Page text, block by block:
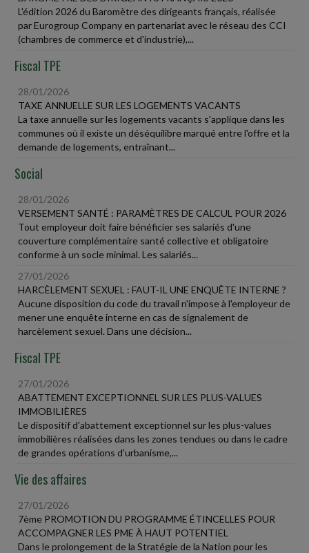
L'édition 2026 du Baromètre des dirigeants français, réalisée
par Eurogroup Company en partenariat avec le réseau des CCI
(chambres de commerce et d'industrie),...
Fiscal TPE
28/01/2026
TAXE ANNUELLE SUR LES LOGEMENTS VACANTS
La taxe annuelle sur les logements vacants s'applique dans les
communes où il existe un déséquilibre marqué entre l'offre et la
demande de logements, entraînant...
Social
28/01/2026
VERSEMENT SANTÉ : PARAMÈTRES DE CALCUL POUR 2026
Tout employeur doit faire bénéficier ses salariés d'une
couverture complémentaire santé collective et obligatoire
conforme à un socle minimal. Les salariés...
27/01/2026
HARCÈLEMENT SEXUEL : FAUT-IL UNE ENQUÊTE INTERNE ?
Aucune disposition du code du travail n'impose à l'employeur de
mener une enquête interne en cas de signalement de
harcèlement sexuel. Dans une décision...
Fiscal TPE
27/01/2026
ABATTEMENT EXCEPTIONNEL SUR LES PLUS-VALUES
IMMOBILIÈRES
Le dispositif d'abattement exceptionnel sur les plus-values
immobilières réalisées dans les zones tendues ou dans le cadre
de grandes opérations d'urbanisme,...
Vie des affaires
27/01/2026
7ème PROMOTION DU PROGRAMME ÉTINCELLES POUR
ACCOMPAGNER LES PME À HAUT POTENTIEL
Dans le prolongement de la Stratégie de la Nation pour les